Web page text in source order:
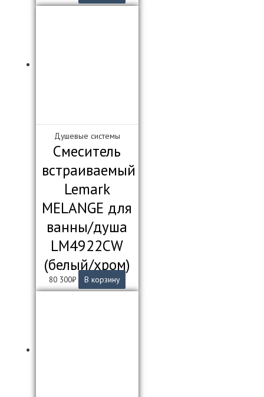
Душевые системы
Смеситель
встраиваемый
Lemark
MELANGE для
ванны/душа
LM4922СW
(белый/хром)
80 300₽ В корзину